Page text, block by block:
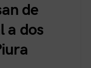
de
a dos